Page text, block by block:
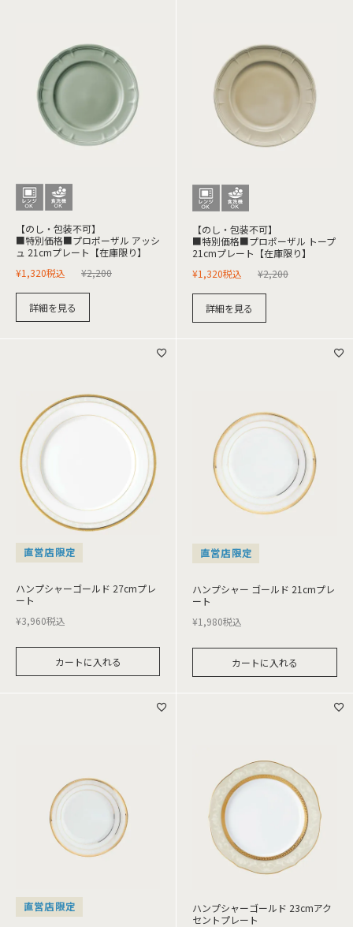
【のし・包装不可】
■特別価格■プロポーザル アッシ
ュ 21cmプレート【在庫限り】
¥2,200
¥1,320税込
詳細を見る
【のし・包装不可】
■特別価格■プロポーザル トープ
21cmプレート【在庫限り】
¥2,200
¥1,320税込
詳細を見る
直営店限定
ハンプシャーゴールド 27cmプレ
ート
¥3,960税込
カートに入れる
直営店限定
ハンプシャー ゴールド 21cmプレ
ート
¥1,980税込
カートに入れる
直営店限定
ハンプシャーゴールド 23cmアク
セントプレート